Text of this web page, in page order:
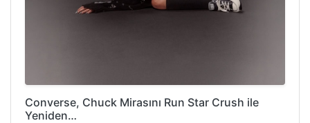
Converse, Chuck Mirasını Run Star Crush ile
Yeniden…